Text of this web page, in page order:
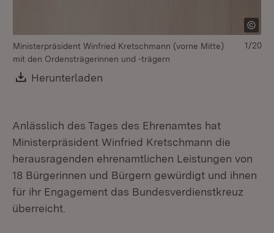
Ministerpräsident Winfried Kretschmann (vorne Mitte)
mit den Ordensträgerinnen und -trägern
Download:
Herunterladen
1/20
Anlässlich des Tages des Ehrenamtes hat
Ministerpräsident Winfried Kretschmann die
herausragenden ehrenamtlichen Leistungen von
18 Bürgerinnen und Bürgern gewürdigt und ihnen
für ihr Engagement das Bundesverdienstkreuz
überreicht.